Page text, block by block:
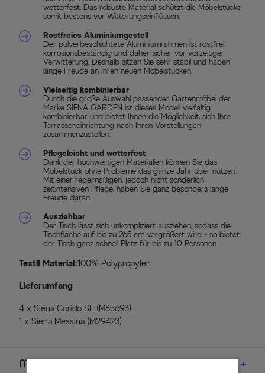
wetterfest. Das robuste Material schützt die Möbelstücke
somit bestens vor Witterungseinflüssen.
Rostfreies Aluminiumgestell
Der pulverbeschichtete Aluminiumrahmen ist rostfrei,
korrosionsbeständig und daher sicher vor vorzeitiger
Verwitterung. Deshalb sitzen Sie sehr stabil und haben
lange Freude an Ihren neuen Möbelstücken.
Vielseitig kombinierbar
Durch die große Auswahl passender Gartenmöbel der
Marke SIENA GARDEN ist dieses Modell vielfältig
kombinierbar und bietet Ihnen die Möglichkeit, sich Ihre
Terrasseneinrichtung nach Ihren Vorstellungen
zusammenzustellen.
Pflegeleicht und wetterfest
Dank der hochwertigen Materialien können Sie das
Möbelstück ohne Probleme das ganze Jahr über nutzen.
Mit einer regelmäßigen, jedoch nicht sonderlich
zeitintensiven Pflege, haben Sie ganz besonders lange
Freude daran.
Ausziehbar
Der Tisch lässt sich unkompliziert ausziehen, sodass die
Tischfläche auf bis zu 265 cm vergrößert wird - so bietet
der Tisch ganz schnell Platz für bis zu 10 Personen.
Textil Material:100% Polypropylen
Lieferumfang
4 x Siena Corido SE (M85693)
1 x Siena Messina (M29423)
Maße